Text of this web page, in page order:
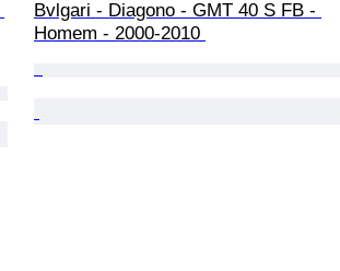
Bvlgari - Diagono - GMT 40 S FB -
Homem - 2000-2010